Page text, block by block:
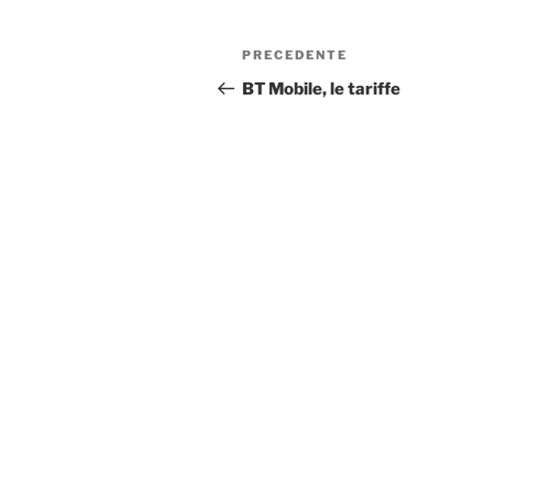
Navigazione
articoli
Articolo
precedente:
PRECEDENTE
BT Mobile, le tariffe